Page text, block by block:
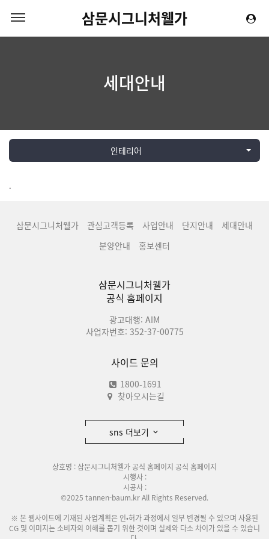
삼문시그니처웰가
세대안내
인테리어
.
삼문시그니처웰가 관심고객등록 사업안내 단지안내
세대안내
분양안내
홍보센터
삼문시그니처웰가
공식 홈페이지
광고대행: AIM
사업자번호: 352-37-00775
사이드 문의
1800-1691
찾아오시는길
sns 더보기
상호명 : 삼문시그니처웰가 공식 홈페이지 공식 홈페이지
시행사 :
시공사 :
©2025 tannen-baum.kr All Rights Reserved.
※ 본 웹사이트에 기재된 사업계획은 인•허가 과정에서 일부 변경될 수 있으며 사용된
CG 및 이미지는 소비자의 이해를 돕기 위한 것이며 실제와 다소 차이가 있을 수 있습니